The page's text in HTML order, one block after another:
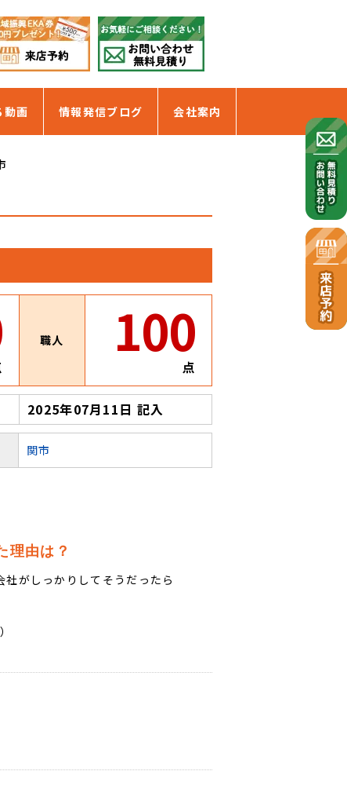
動画 情報発信ブログ 会社案内
職人 100
点
2025年07月11日 記入
関市
理由は？
社がしっかりしてそうだったら